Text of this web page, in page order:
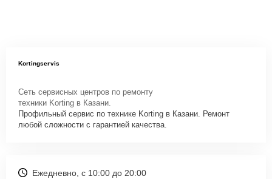
Kortingservis
Сеть сервисных центров по ремонту
техники Korting в Казани.
Профильный сервис по технике Korting в Казани. Ремонт
любой сложности с гарантией качества.
Ежедневно, с 10:00 до 20:00